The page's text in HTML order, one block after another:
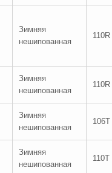
Зимняя
нешипованная
110R
Зимняя
нешипованная
110R
Зимняя
нешипованная
106T
Зимняя
нешипованная
110T